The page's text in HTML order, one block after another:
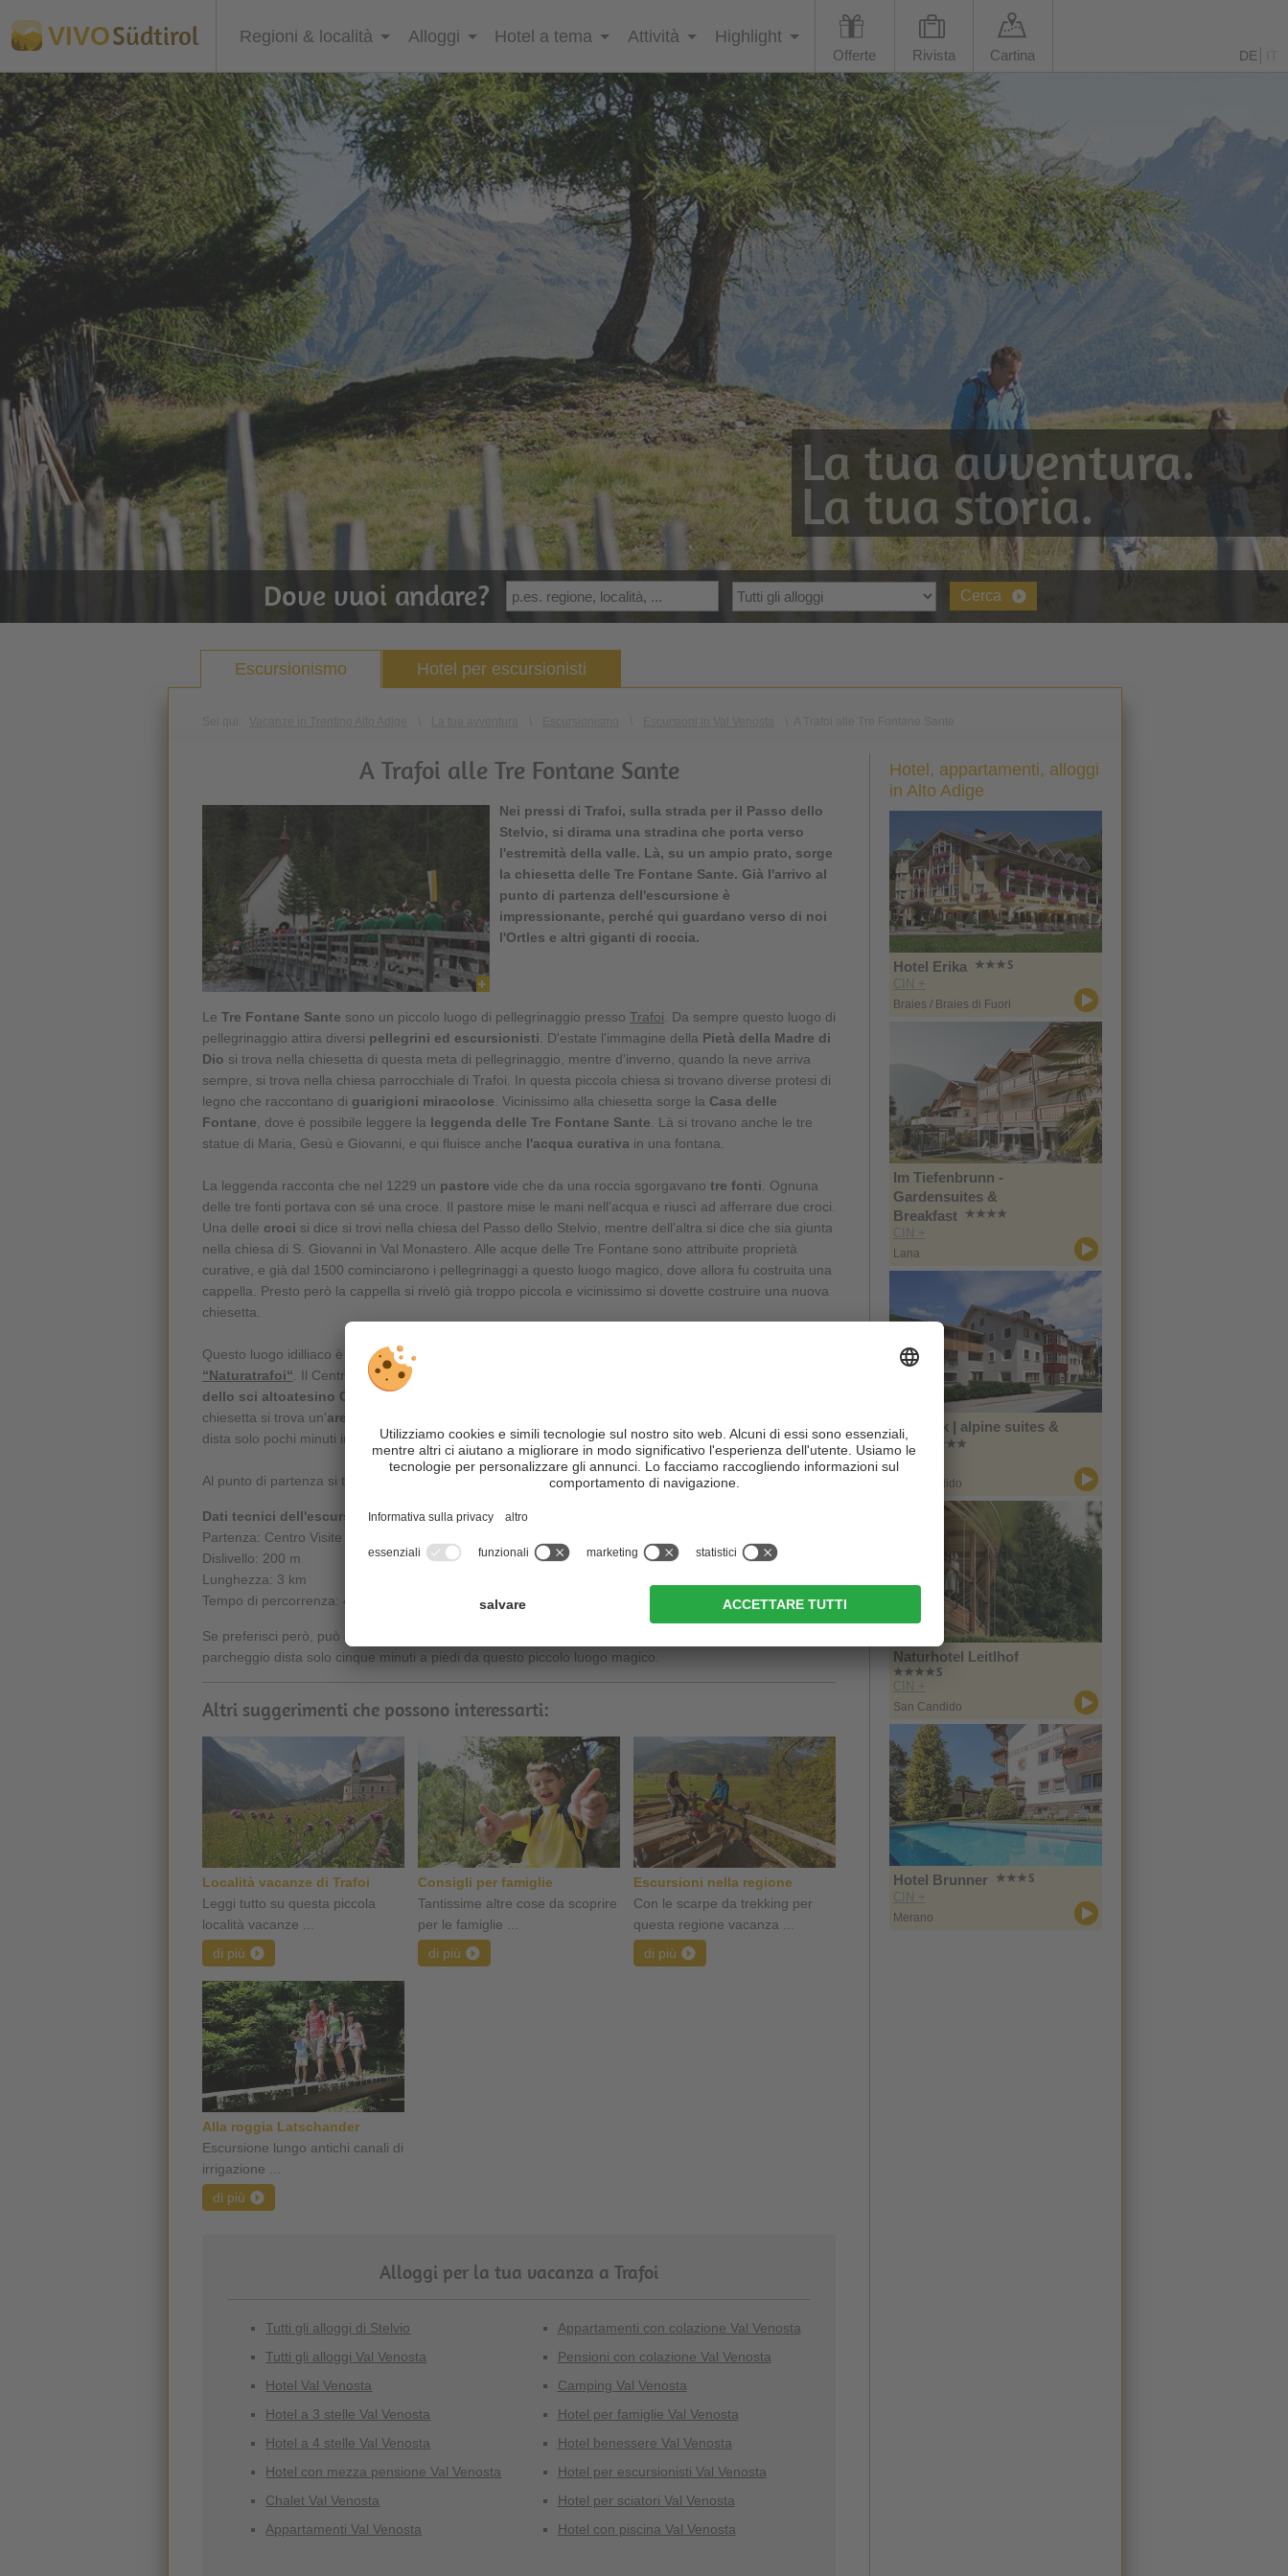
VIVOSüdtirol Regioni & località Alloggi Hotel a tema Attività Highlight
Offerte Rivista Cartina DE
La tua avventura.
La tua storia.
Dove vuoi andare? Cerca
Escursionismo Hotel per escursionisti
A Trafoi alle Tre Fontane Sante
Nei pressi di Trafoi, sulla strada per il Passo dello
Stelvio, si dirama una stradina che porta verso
l'estremità della valle. Là, su un ampio prato, sorge
la chiesetta delle Tre Fontane Sante. Già l'arrivo al
punto di partenza dell'escursione è
impressionante, perché qui guardano verso di noi
l'Ortles e altri giganti di roccia.
Le Tre Fontane Sante sono un piccolo luogo di pellegrinaggio presso Trafoi . Da sempre questo luogo di
pellegrinaggio attira diversi pellegrini ed escursionisti . D'estate l'immagine della Pietà della Madre di
Dio si trova nella chiesetta di questa meta di pellegrinaggio, mentre d'inverno, quando la neve arriva
sempre, si trova nella chiesa parrocchiale di Trafoi. In questa piccola chiesa si trovano diverse protesi di
legno che raccontano di guarigioni miracolose . Vicinissimo alla chiesetta sorge la Casa delle
Fontane , dove è possibile leggere la leggenda delle Tre Fontane Sante . Là si trovano anche le tre
statue di Maria, Gesù e Giovanni, e qui fluisce anche l'acqua curativa in una fontana.
La leggenda racconta che nel 1229 un pastore vide che da una roccia sgorgavano tre fonti . Ognuna
delle tre fonti portava con sé una croce. Il pastore mise le mani nell'acqua e riuscì ad afferrare due croci.
Una delle croci si dice si trovi nella chiesa del Passo dello Stelvio, mentre dell'altra si dice che sia giunta
nella chiesa di S. Giovanni in Val Monastero. Alle acque delle Tre Fontane sono attribuite proprietà
curative, e già dal 1500 cominciarono i pellegrinaggi a questo luogo magico, dove allora fu costruita una
cappella. Presto però la cappella si rivelò già troppo piccola e vicinissimo si dovette costruire una nuova
chiesetta.
Questo luogo idilliaco è raggiungibile in appena 45 minuti a piedi da
“Naturatrafoi“ . Il Centro Visite si trova subito dietro l'Hotel Bella Vista, che è di proprietà della
dello sci altoatesino Gustav Thöni
chiesetta si trova un'area per grigliate
dista solo pochi minuti in più, visto che si trova sull'altra sponda delRio Madaccio.
Al punto di partenza si torna lungo lo stesso percorso dell'andata.
Dati tecnici dell'escursione:
Partenza: Centro Visite “Naturatrafoi”
Dislivello: 200 m
Lunghezza: 3 km
Tempo di percorrenza: 45 min
Se preferisci però, può anche andare in auto fino ad un
parcheggio dista solo cinque minuti a piedi da questo piccolo luogo magico.
Altri suggerimenti che possono interessarti:
Località vacanze di Trafoi
Leggi tutto su questa piccola
località vacanze ...
di più
Consigli per famiglie
Tantissime altre cose da scoprire
per le famiglie ...
di più
Escursioni nella regione
Con le scarpe da trekking per
questa regione vacanza ...
di più
Alla roggia Latschander
Escursione lungo antichi canali di
irrigazione ...
di più
Alloggi per la tua vacanza a Trafoi
Tutti gli alloggi di Stelvio
Tutti gli alloggi Val Venosta
Hotel Val Venosta
Hotel a 3 stelle Val Venosta
Hotel a 4 stelle Val Venosta
Hotel con mezza pensione Val Venosta
Chalet Val Venosta
Appartamenti Val Venosta
Appartamenti con colazione Val Venosta
Pensioni con colazione Val Venosta
Camping Val Venosta
Hotel per famiglie Val Venosta
Hotel benessere Val Venosta
Hotel per escursionisti Val Venosta
Hotel per sciatori Val Venosta
Hotel con piscina Val Venosta
Hotel, appartamenti, alloggi
in Alto Adige
Hotel Erika
CIN +
Braies / Braies di Fuori
Im Tiefenbrunn -
Gardensuites &
Breakfast
CIN +
Lana
Zin Park | alpine suites &
spa
CIN +
San Candido
Naturhotel Leitlhof
CIN +
San Candido
Hotel Brunner
CIN +
Merano